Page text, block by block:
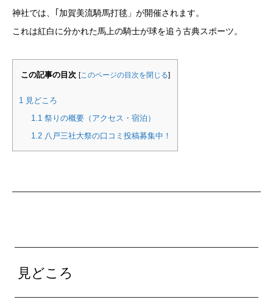
神社では、｢加賀美流騎馬打毬」が開催されます。
これは紅白に分かれた馬上の騎士が球を追う古典スポーツ。
この記事の目次 [このページの目次を閉じる]
1 見どころ
1.1 祭りの概要（アクセス・宿泊）
1.2八戸三社大祭の口コミ投稿募集中！
見どころ